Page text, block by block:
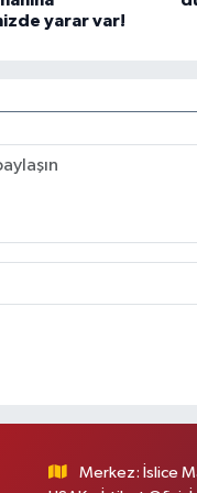
yarar var!
Merkez: İslice